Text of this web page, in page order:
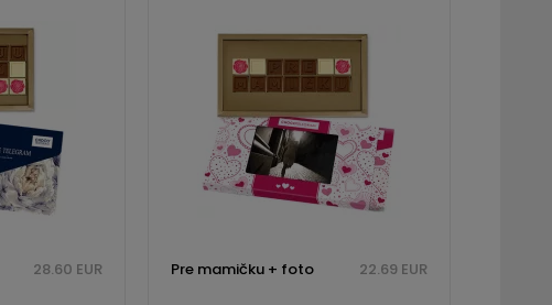
28.60 EUR Pre mamičku + foto 22.69 EUR